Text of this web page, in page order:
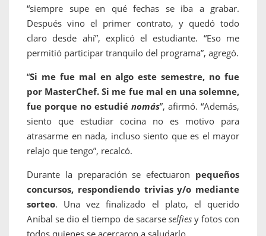
“siempre supe en qué fechas se iba a grabar.
Después vino el primer contrato, y quedó todo
claro desde ahí”, explicó el estudiante. “Eso me
permitió participar tranquilo del programa”, agregó.
“Si me fue mal en algo este semestre, no fue
por MasterChef. Si me fue mal en una solemne,
fue porque no estudié nomás”, afirmó. “Además,
siento que estudiar cocina no es motivo para
atrasarme en nada, incluso siento que es el mayor
relajo que tengo”, recalcó.
Durante la preparación se efectuaron pequeños
concursos, respondiendo trivias y/o mediante
sorteo. Una vez finalizado el plato, el querido
Aníbal se dio el tiempo de sacarse selfiesy fotos con